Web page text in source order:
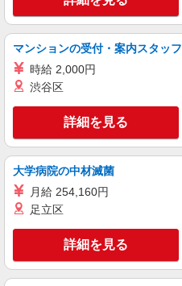
マンションの受付・案内スタッフ
時給 2,000円
渋谷区
詳細を見る
大学病院の中材滅菌
月給 254,160円
足立区
詳細を見る